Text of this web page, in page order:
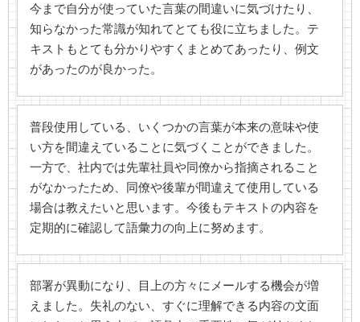
今まで自分が使っていた言葉の間違いに気づけたり、
知らなかった常識が知れてとても役に立ちました。テ
キストもとても分かりやすくまとめてあったり、例文
があったのが良かった。
普段使用している、いくつかの言葉が本来の意味や使
い方を間違えていることに気づくことができました。
一方で、社内では先輩社員や同僚から指摘されること
がなかったため、同僚や後輩が間違えて使用している
場合は教えたいと思います。今後もテキストの内容を
定期的に確認して語彙力の向上に努めます。
部署が異動になり、目上の方々にメールする機会が増
えました。失礼のない、すぐに理解できる内容の文面